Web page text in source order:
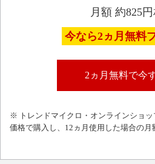
月額 約825
今なら2ヵ月無料
2ヵ月無料で今
※ トレンドマイクロ・オンラインショ
価格で購入し、12ヵ月使用した場合の月